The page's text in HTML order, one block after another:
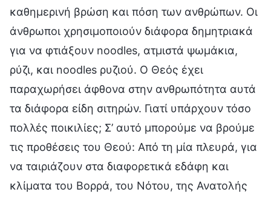
καθημερινή βρώση και πόση των ανθρώπων. Οι
άνθρωποι χρησιμοποιούν διάφορα δημητριακά
για να φτιάξουν noodles, ατμιστά ψωμάκια,
ρύζι, και noodles ρυζιού. Ο Θεός έχει
παραχωρήσει άφθονα στην ανθρωπότητα αυτά
τα διάφορα είδη σιτηρών. Γιατί υπάρχουν τόσο
πολλές ποικιλίες; Σ’ αυτό μπορούμε να βρούμε
τις προθέσεις του Θεού: Από τη μία πλευρά, για
να ταιριάζουν στα διαφορετικά εδάφη και
κλίματα του Βορρά, του Νότου, της Ανατολής